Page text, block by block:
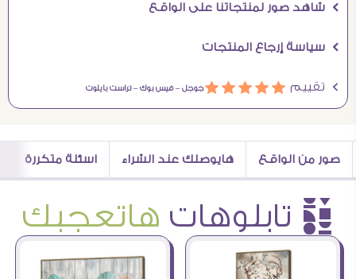
Ö شاهد صور لمنتجاتنا على الواقع
Ö سياسة إرجاع المنتجات
Ö تقييم áááááجوجل –فيس بوك –تراست بايلوت
صور من الواقع هايوصلك عند الشراء اسئلة متكررة
è تابلوهات هاتعجبك